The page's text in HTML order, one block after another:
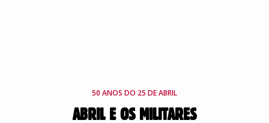
50 ANOS DO 25 DE ABRIL
ABRIL E OS MILITARES